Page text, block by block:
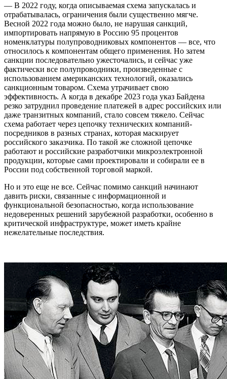
— В 2022 году, когда описываемая схема запускалась и
отрабатывалась, ограничения были существенно мягче.
Весной 2022 года можно было, не нарушая санкций,
импортировать напрямую в Россию 95 процентов
номенклатуры полупроводниковых компонентов — все, что
относилось к компонентам общего применения. Но затем
санкции последовательно ужесточались, и сейчас уже
фактически все полупроводники, произведенные с
использованием американских технологий, оказались
санкционным товаром. Схема утрачивает свою
эффективность. А когда в декабре 2023 года указ Байдена
резко затруднил проведение платежей в адрес российских или
даже транзитных компаний, стало совсем тяжело. Сейчас
схема работает через цепочку технических компаний-
посредников в разных странах, которая маскирует
российского заказчика. По такой же сложной цепочке
работают и российские разработчики микроэлектронной
продукции, которые сами проектировали и собирали ее в
России под собственной торговой маркой.
Но и это еще не все. Сейчас помимо санкций начинают
давить риски, связанные с информационной и
функциональной безопасностью, когда использование
недоверенных решений зарубежной разработки, особенно в
критической инфраструктуре, может иметь крайне
нежелательные последствия.